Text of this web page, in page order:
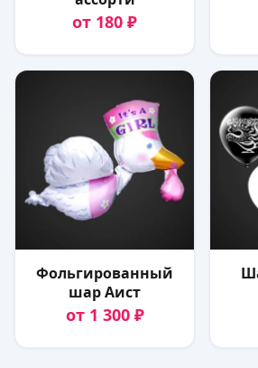
от 180 ₽
Фольгированный
шар Аист
от 1 300 ₽